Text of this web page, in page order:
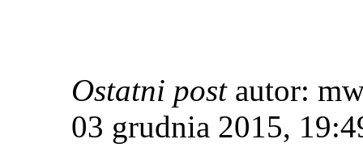
Ostatni postautor:
03 grudnia 2015,